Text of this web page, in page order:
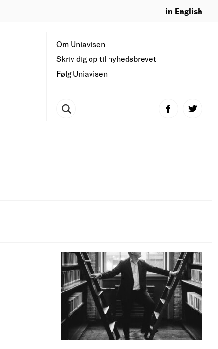
in English
Om Uniavisen
Skriv dig op til nyhedsbrevet
Følg Uniavisen